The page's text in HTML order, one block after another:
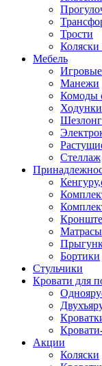
Трости
Коляски
Мебель
Манежи
Комоды
Ходунки
Стеллаж
Матрасы
Бортики
Стульчики
Кровати для
Акции
Коляски